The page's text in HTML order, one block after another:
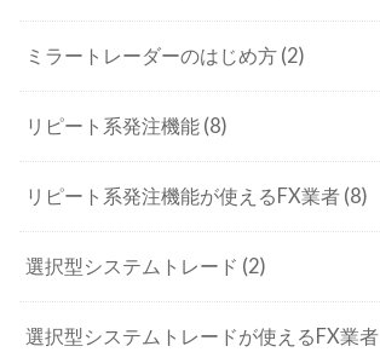
ミラートレーダーのはじめ方 (2)
リピート系発注機能 (8)
リピート系発注機能が使えるFX業者 (8)
選択型システムトレード (2)
選択型システムトレードが使えるFX業者